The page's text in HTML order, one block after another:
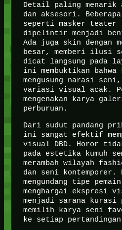
Detail paling menarik
dan aksesori.
seperti masker teater
dipelintir menjadi
Ada juga skin dengan
besar, memberi ilusi
dicat langsung pada
ini membuktikan
mengusung narasi
variasi visual acak.
mengenakan karya
perburuan.
Dari sudut pandang
ini sangat efektif
visual DBD. Horor
pada estetika kumuh
merambah wilayah
dan seni
mengundang tipe
menghargai ekspresi
menjadi sarana
memilih karya seni
ke setiap